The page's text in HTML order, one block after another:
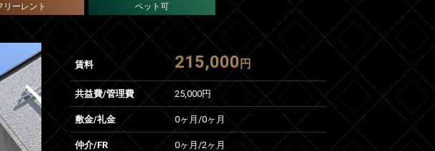
リーレント ペット可
賃料 215,000 円
共益費/管理費 25,000円
敷金/礼金 0ヶ月 /0ヶ月
仲介/FR 0ヶ月/2ヶ月